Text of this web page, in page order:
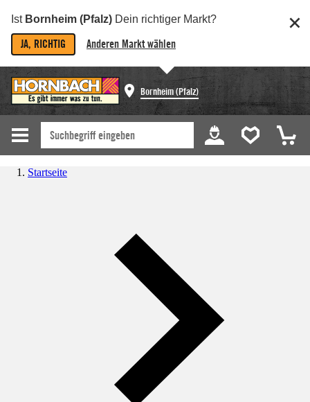
Ist Bornheim (Pfalz) Dein richtiger Markt?
JA, RICHTIG Anderen Markt wählen
Bornheim (Pfalz)
Startseite